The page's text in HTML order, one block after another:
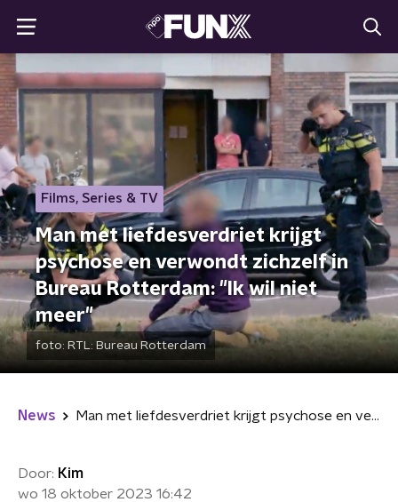
Films, Series & TV
Man met liefdesverdriet krijgt
psychose en verwondt zichzelf in
Bureau Rotterdam: "Ik wil niet
meer"
foto: RTL: Bureau Rotterdam
News Man met liefdesverdriet krijgt psychose en verwondt zichzelf in Bureau Rotterdam: "Ik wil niet meer"
Door: Kim
wo 18 oktober 2023 16:42